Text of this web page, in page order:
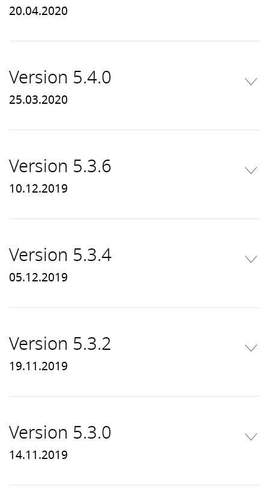
20.04.2020
Version 5.4.0
25.03.2020
Version 5.3.6
10.12.2019
Version 5.3.4
05.12.2019
Version 5.3.2
19.11.2019
Version 5.3.0
14.11.2019